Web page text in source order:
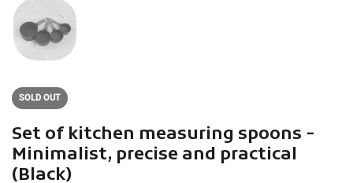
SOLD OUT
Set of kitchen measuring spoons -
Minimalist, precise and practical
(Black)